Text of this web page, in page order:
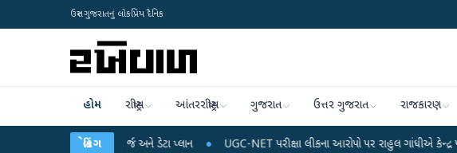
ઉત્તર ગુજરાતનું લોકપ્રિય દૈનિક
હોમ રાષ્ટ્રીય આંતરરાષ્ટ્રીય ગુજરાત ઉત્તર ગુજરાત રાજકારણ
બ્રેકિંગ
રિચાર્જ અને ડેટા પ્લાન ● UGC-NET પરીક્ષા લીકના આરોપો પર રાહુલ ગાંધીએ કેન્દ્ર પર પ્રહાર કર્યા ●